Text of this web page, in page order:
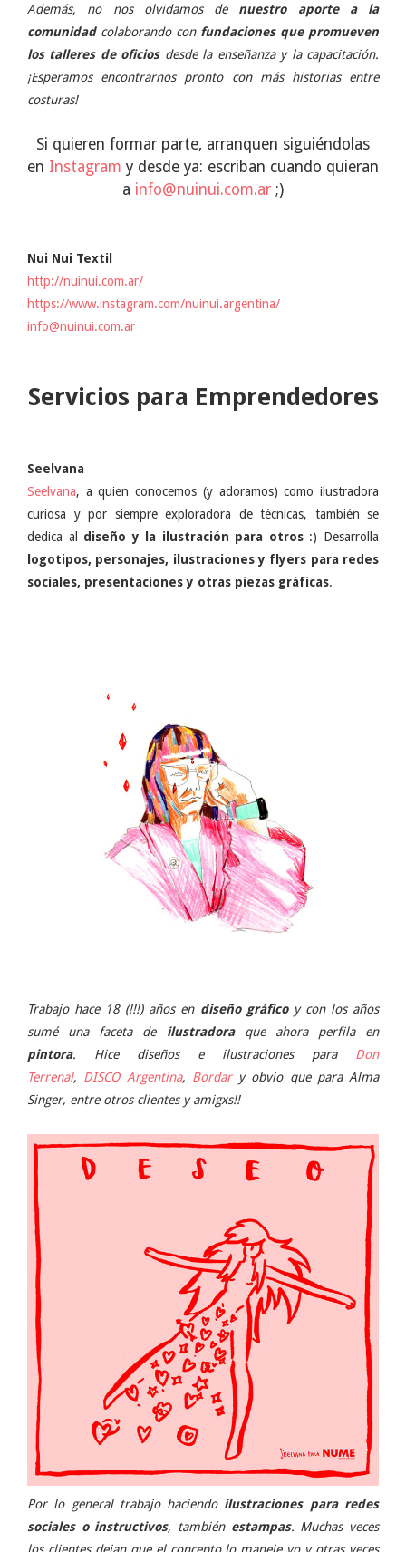
Además, no nos olvidamos de nuestro aporte a la
comunidadcolaborando con fundaciones que promueven
los talleres de oficiosdesde la enseñanza y la capacitación.
¡Esperamos encontrarnos pronto con más historias entre
costuras!
Si quieren formar parte, arranquen siguiéndolas
en Instagram y desde ya: escriban cuando quieran
a info@nuinui.com.ar ;)
Nui Nui Textil
http://nuinui.com.ar/
https://www.instagram.com/nuinui.argentina/
info@nuinui.com.ar
Servicios para Emprendedores
Seelvana
Seelvana, a quien conocemos (y adoramos) como ilustradora
curiosa y por siempre exploradora de técnicas, también se
dedica al diseño y la ilustración para otros:) Desarrolla
logotipos, personajes, ilustraciones y flyers para redes
sociales, presentaciones y otras piezas gráficas.
Trabajo hace 18 (!!!) años en diseño gráficoy con los años
sumé una faceta de ilustradoraque ahora perfila en
pintora. Hice diseños e ilustraciones para Don
Terrenal, DISCO Argentina, Bordar y obvio que para Alma
Singer, entre otros clientes y amigxs!!
Por lo general trabajo haciendo ilustraciones para redes
sociales o instructivos, también estampas. Muchas veces